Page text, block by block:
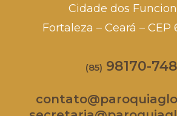
Cidade dos
Fortaleza – Ceará – CEP
(85) 98170-